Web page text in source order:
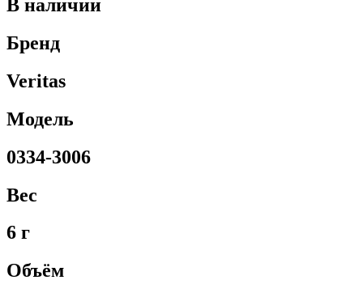
В наличии
Бренд
Veritas
Модель
0334-3006
Вес
6 г
Объём